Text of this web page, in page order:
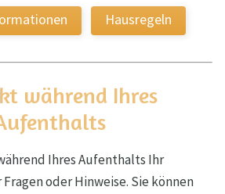
Hausregeln
während Ihres
Ihres Aufenthalts Ihr
oder Hinweise. Sie können